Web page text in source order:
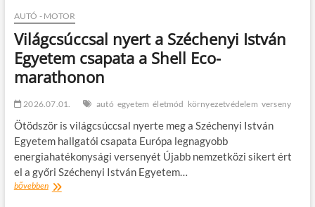
AUTÓ - MOTOR
Világcsúccsal nyert a Széchenyi István
Egyetem csapata a Shell Eco-
marathonon
2026.07.01. autó egyetem életmód környezetvédelem verseny
Ötödször is világcsúccsal nyerte meg a Széchenyi István
Egyetem hallgatói csapata Európa legnagyobb
energiahatékonysági versenyét Újabb nemzetközi sikert ért
el a győri Széchenyi István Egyetem…
bővebbenVilágcsúccsal